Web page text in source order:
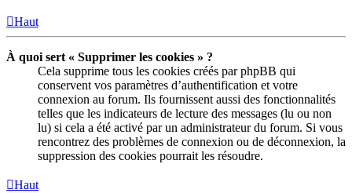
Haut
À quoi sert « Supprimer les cookies » ?
Cela supprime tous les cookies créés par phpBB qui
conservent vos paramètres d’authentification et votre
connexion au forum. Ils fournissent aussi des fonctionnalités
telles que les indicateurs de lecture des messages (lu ou non
lu) si cela a été activé par un administrateur du forum. Si vous
rencontrez des problèmes de connexion ou de déconnexion, la
suppression des cookies pourrait les résoudre.
Haut